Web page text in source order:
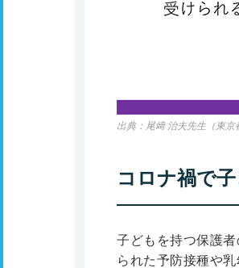
出典：尾﨑 治夫先生（東京
コロナ禍で
子どもを持つ保護
られた予防接種や